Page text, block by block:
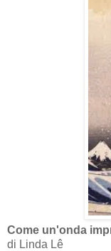
Come un'onda
di Linda Lê